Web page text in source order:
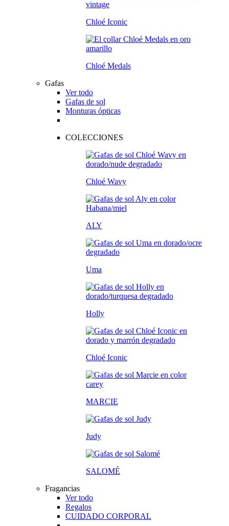
Chloé Iconic
Chloé Medals
Gafas
Ver todo
Gafas de sol
Monturas ópticas
COLECCIONES
Chloé Wavy
ALY
Uma
Holly
Chloé Iconic
MARCIE
Judy
SALOMÉ
Fragancias
Ver todo
Regalos
CUIDADO CORPORAL